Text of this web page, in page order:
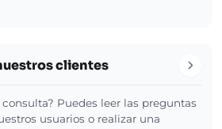
clientes
Puedes leer las preguntas
usuarios o realizar una